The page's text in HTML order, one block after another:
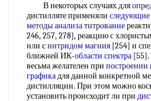
В некоторых случаях для
дистилляте применяли следующие
методы анализа титрование
246, 257, 278], реакцию с
или снитридом магния [254] и
ближней ИК-области спектра [55].
весьма желателен при построении
графикадля данной конкретной
дистилляции. При этом можно
установить происходит ли при